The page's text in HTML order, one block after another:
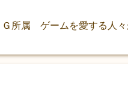
Ｇ所属 ゲームを愛する人